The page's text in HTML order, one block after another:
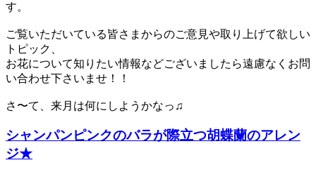
す。
ご覧いただいている皆さまからのご意見や取り上げて欲しい
トピック、
お花について知りたい情報などございましたら遠慮なくお問
い合わせ下さいませ！！
さ〜て、来月は何にしようかなっ♫
シャンパンピンクのバラが際立つ胡蝶蘭のアレン
ジ★